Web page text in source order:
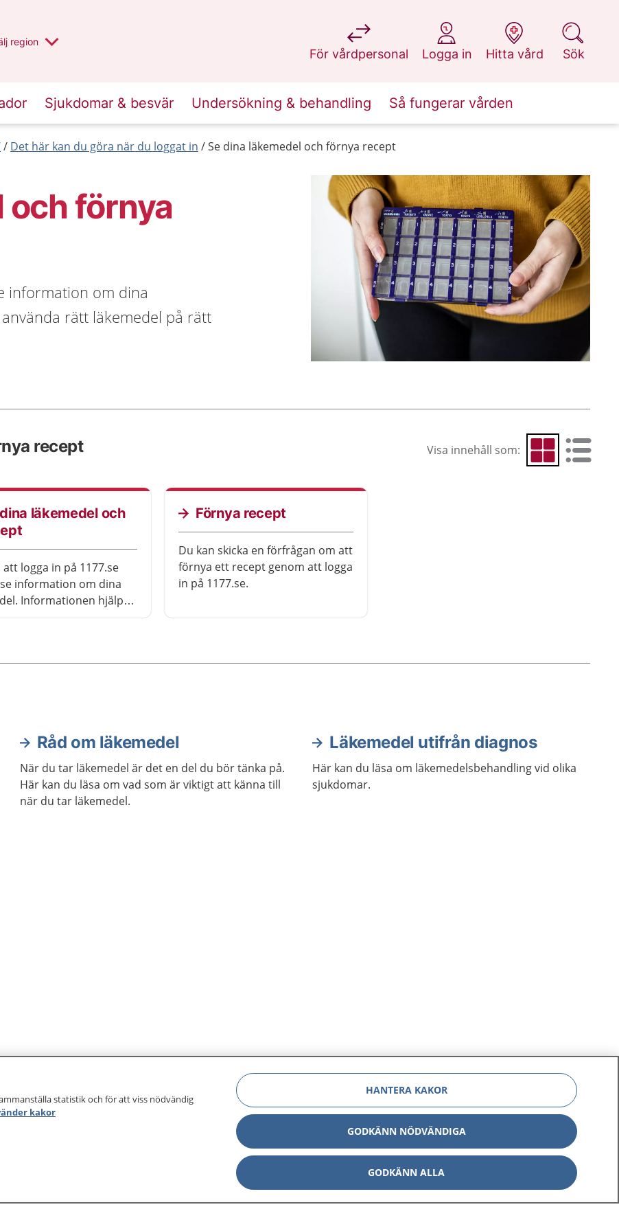
har valt region
en annan
region
För vårdpersonal
på 1177.se
Logga in
på 1177.se
Hitta vård
på 1177.se
Sök
på 1177.se
Sjukdomar & besvär Undersökning & behandling Så fungerar vården
Det här kan du göra när du loggat in Se dina läkemedel och förnya recept
och förnya
information om dina
rätt läkemedel på rätt
recept Visa innehåll som: Visa som rutnät
Visa som
läkemedel och
att logga in på 1177.se
information om dina
Informationen hjälper
Förnya recept
Du kan skicka en förfrågan om att
förnya ett recept genom att logga
in på 1177.se.
Råd om läkemedel
När du tar läkemedel är det en del du bör tänka på.
Här kan du läsa om vad som är viktigt att känna till
när du tar läkemedel.
Läkemedel utifrån diagnos
Här kan du läsa om läkemedelsbehandling vid olika
sjukdomar.
din journal
Other languages
Om 1177
Kontakt
statistik och för att viss nödvändig
kakor
HANTERA KAKOR
GODKÄNN NÖDVÄNDIGA
GODKÄNN ALLA